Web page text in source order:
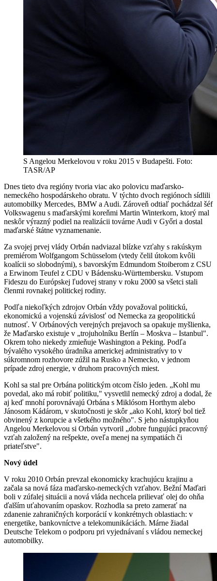
S Angelou Merkelovou v roku 2015 v Budapešti. Foto:
TASR/AP
Dnes tieto dva regióny tvoria viac ako polovicu maďarsko-
nemeckého hospodárskeho obratu. V týchto dvoch regiónoch sídlili
automobilky Mercedes, BMW a Audi. Zároveň odtiaľ pochádzal šéf
Volkswagenu s maďarskými koreňmi Martin Winterkorn, ktorý mal
neskôr výrazný podiel na realizácii továrne Audi v Győri a dostal
maďarské štátne vyznamenanie.
Za svojej prvej vlády Orbán nadviazal blízke vzťahy s rakúskym
premiérom Wolfgangom Schüsselom (vtedy čelil útokom kvôli
koalícii so slobodnými), s bavorským Edmundom Stoiberom z CSU
a Erwinom Teufel z CDU v Bádensku-Württembersku. Vstupom
Fideszu do Európskej ľudovej strany v roku 2000 sa všetci stali
členmi rovnakej politickej rodiny.
Podľa niekoľkých zdrojov Orbán vždy považoval politickú,
ekonomickú a vojenskú závislosť od Nemecka za geopolitickú
nutnosť. V Orbánových verejných prejavoch sa opakuje myšlienka,
že Maďarsko existuje v „trojuholníku Berlín – Moskva – Istanbul".
Okrem toho niekedy zmieňuje Washington a Peking. Podľa
bývalého vysokého úradníka americkej administratívy to v
súkromnom rozhovore zúžil na Rusko a Nemecko, v jednom
prípade zdroj energie, v druhom pracovných miest.
Kohl sa stal pre Orbána politickým otcom číslo jeden. „Kohl mu
povedal, ako má robiť politiku," vysvetlil nemecký zdroj a dodal, že
aj keď mnohí porovnávajú Orbána s Miklósom Horthym alebo
Jánosom Kádárom, v skutočnosti je skôr „ako Kohl, ktorý bol tiež
obvinený z korupcie a všetkého možného". S jeho nástupkyňou
Angelou Merkelovou si Orbán vytvoril „dobre fungujúci pracovný
vzťah založený na rešpekte, oveľa menej na sympatiách či
priateľstve".
Nový údel
V roku 2010 Orbán prevzal ekonomicky krachujúcu krajinu a
začala sa nová fáza maďarsko-nemeckých vzťahov. Bežní Maďari
boli v zúfalej situácii a nová vláda nechcela prilievať olej do ohňa
ďalším uťahovaním opaskov. Rozhodla sa preto zamerať na
zdanenie zahraničných korporácií v konkrétnych oblastiach: v
energetike, bankovníctve a telekomunikáciách. Márne žiadal
Deutsche Telekom o podporu pri vyjednávaní s vládou nemeckej
automobilky.